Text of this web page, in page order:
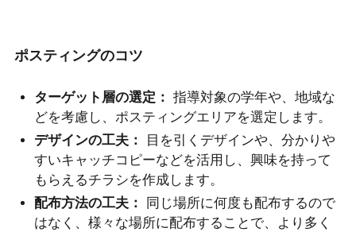
ポスティングのコツ
ターゲット層の選定： 指導対象の学年や、地域な
どを考慮し、ポスティングエリアを選定します。
デザインの工夫：
目を引くデザインや、分かりや
すいキャッチコピーなどを活用し、興味を持って
もらえるチラシを作成します。
配布方法の工夫：
同じ場所に何度も配布するので
はなく、様々な場所に配布することで、より多く